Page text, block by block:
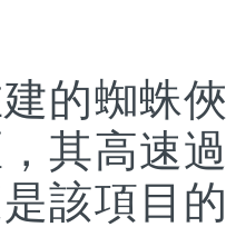
蜘蛛俠
其高速
該項目